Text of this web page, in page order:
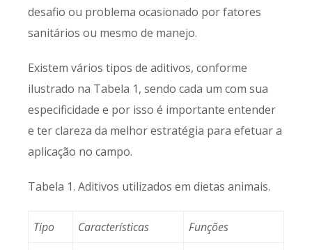
desafio ou problema ocasionado por fatores
sanitários ou mesmo de manejo.
Existem vários tipos de aditivos, conforme
ilustrado na Tabela 1, sendo cada um com sua
especificidade e por isso é importante entender
e ter clareza da melhor estratégia para efetuar a
aplicação no campo.
Tabela 1. Aditivos utilizados em dietas animais.
Tipo Características Funções